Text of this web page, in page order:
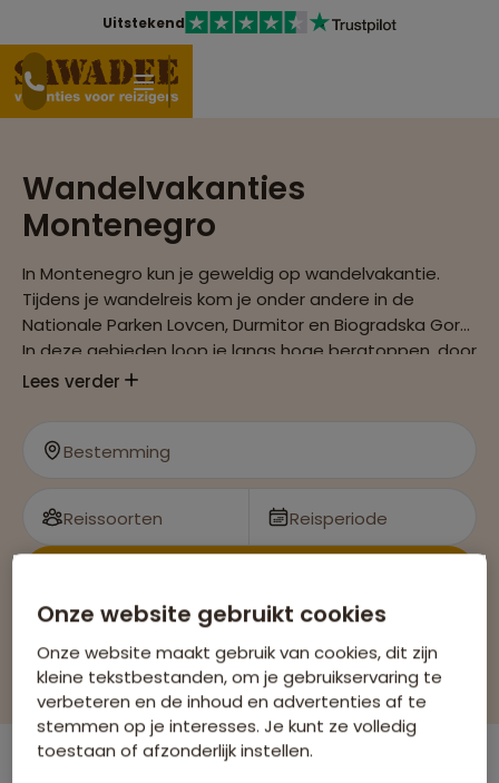
Uitstekend
Wandelvakanties
Montenegro
In Montenegro kun je geweldig op wandelvakantie.
Tijdens je wandelreis kom je onder andere in de
Nationale Parken Lovcen, Durmitor en Biogradska Gora.
In deze gebieden loop je langs hoge bergtoppen, door
rivier uitgesneden landschappen en eeuwen oude
Lees verder
Bestemming
Reissoorten Reisperiode
Filteren & sorteren
Onze website gebruikt cookies
Onze website maakt gebruik van cookies, dit zijn
kleine tekstbestanden, om je gebruikservaring te
verbeteren en de inhoud en advertenties af te
stemmen op je interesses. Je kunt ze volledig
toestaan of afzonderlijk instellen.